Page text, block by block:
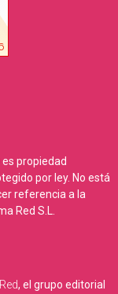
propiedad
por ley. No está
referencia a la
Red S.L.
, el grupo editorial